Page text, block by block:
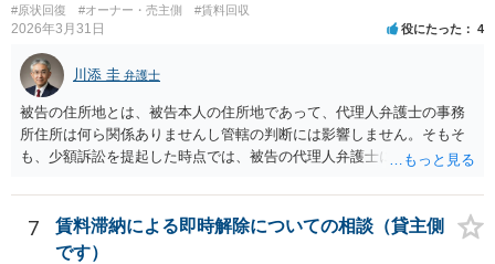
件の見通しをたてるにも、賃料滞納状況で見立てが変わりますし、そ
もそも賃料滞納状況によってはご希望に沿える活動を保障できず、 依
頼を受けられないかもしれないです。依頼を受けるにしても厳しめの
リスクを踏まえた上でのものとなる可能性があります。 定型的な事件
依頼となるかもわからず、着手金額もなんともいえないと思います。
複数事務所にあたり、着手金額を確認されるとよいと思います。 ３・
弁護士が依頼を受ければ代わりに裁判所とのやりとりを行うことが可
能です。双方に弁護士がついていればウェブ会議で裁判を実施する場
合もあるでしょう。 ただし、ご本人さんも同行してもらう必要が和解
協議の場合だとあると思います。
#原状回復 #オーナー・売主側 #賃料回収
2026年3月31日 役にたった 4
川添 圭 弁護士
被告の住所地とは、被告本人の住所地であって、代理人弁護士の事務
所住所は何ら関係ありませんし管轄の判断には影響しません。そもそ
も、少額訴訟を提起した時点では、被告の代理人弁護士には民事訴訟
7
賃料滞納による即時解除についての相談（貸主側
です）